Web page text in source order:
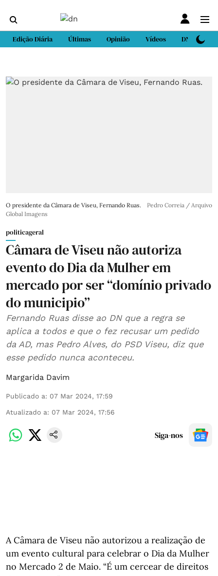
Edição Diária Últimas Opinião Vídeos DN Sport
O presidente da Câmara de Viseu, Fernando Ruas.
Pedro Correia / Arquivo
Global Imagens
politicageral
Câmara de Viseu não autoriza
evento do Dia da Mulher em
mercado por ser “domínio privado
do municipio”
Fernando Ruas disse ao DN que a regra se
aplica a todos e que o fez recusar um pedido
da AD, mas Pedro Alves, do PSD Viseu, diz que
esse pedido nunca aconteceu.
Margarida Davim
Publicado a: 07 Mar 2024, 17:59
Atualizado a: 07 Mar 2024, 17:56
Siga-nos
A Câmara de Viseu não autorizou a realização de
um evento cultural para celebrar o Dia da Mulher
no Mercado 2 de Maio. “É um cercear de direitos